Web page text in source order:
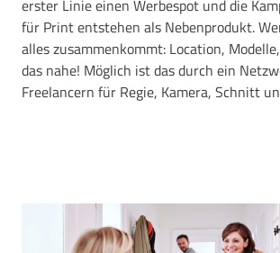
erster Linie einen Werbespot und die
für Print entstehen als Nebenprodukt.
alles zusammenkommt: Location,
das nahe! Möglich ist das durch ein
Freelancern für Regie, Kamera, Schnitt